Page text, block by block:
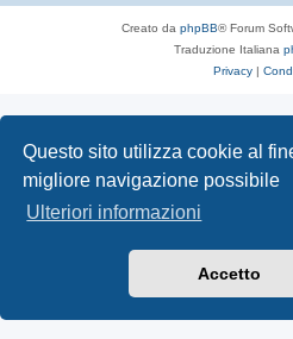
Questo sito utilizza cookie al
migliore navigazione possibile
Ulteriori informazioni
Accetto
Creato da phpBB® Forum
Traduzione Italiana
Privacy |